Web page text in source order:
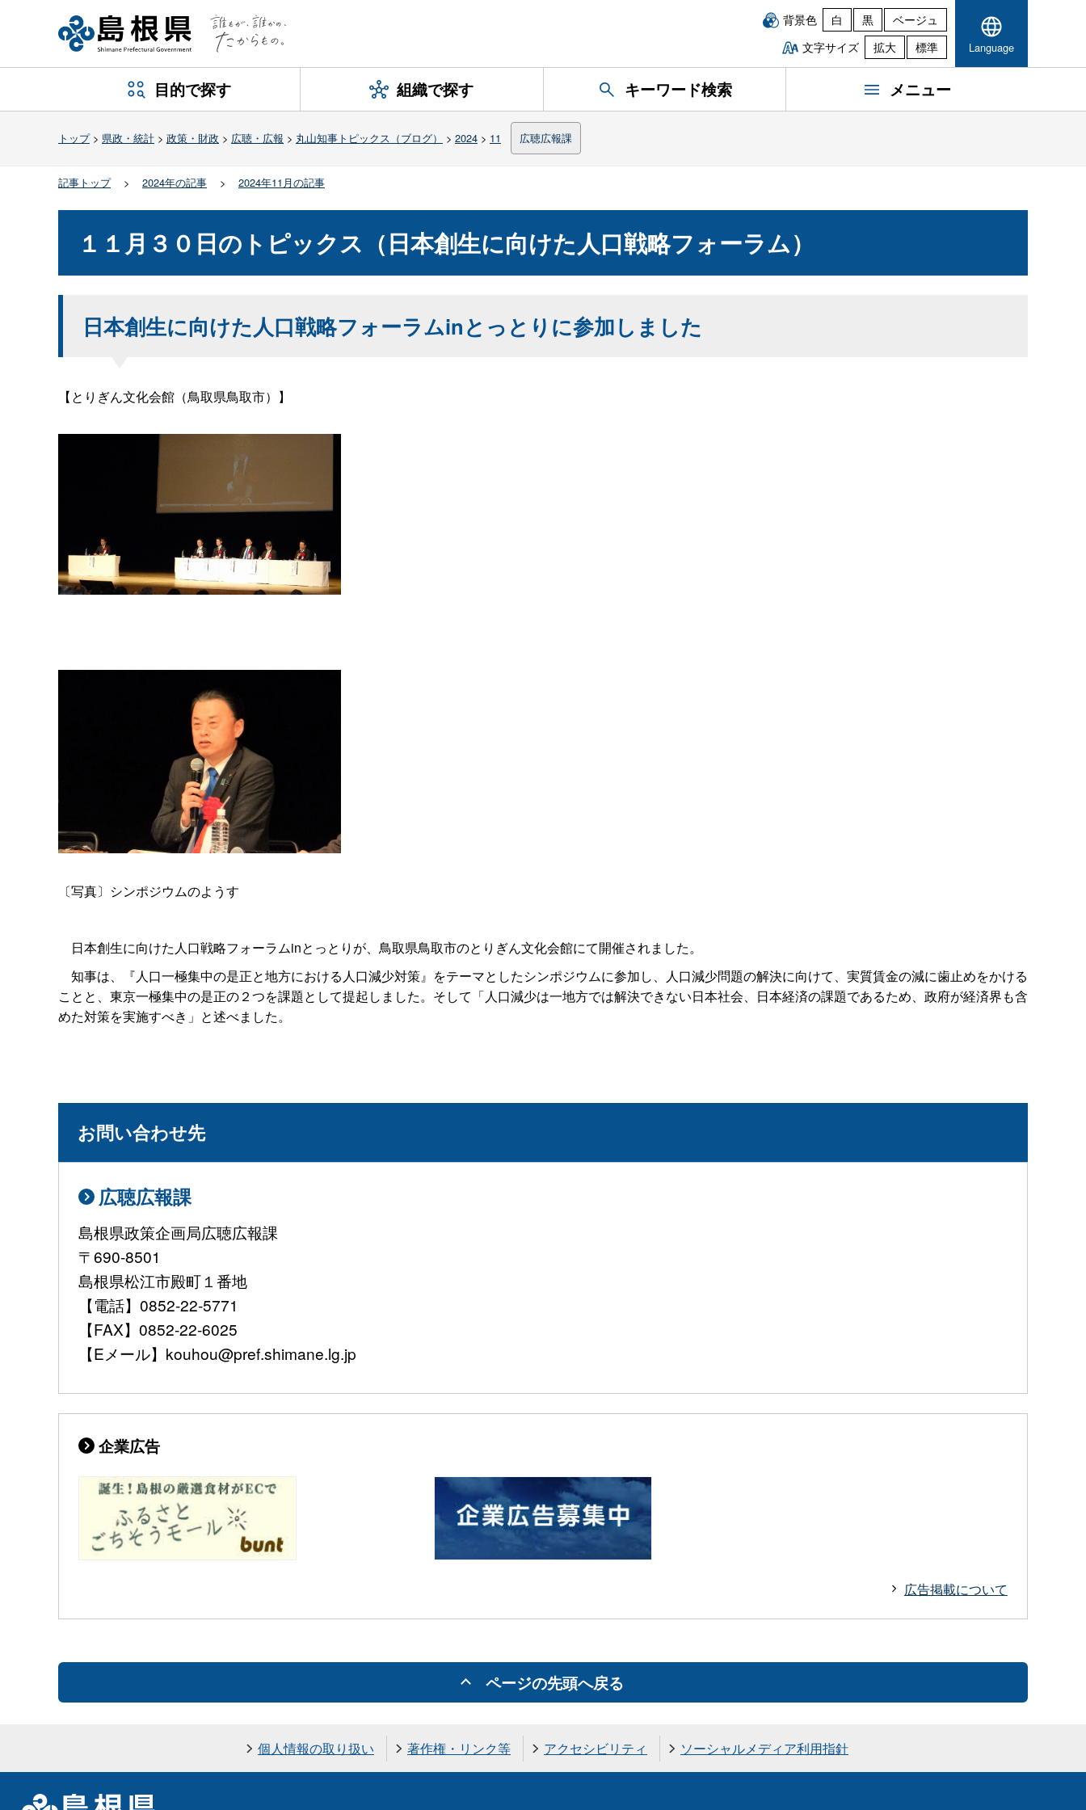
背景色 白 黒
ベージュ
文字サイズ
拡大 標準 Language
目的で探す 組織で探す キーワード検索 メニュー
トップ> 県政・統計 > 政策・財政 > 広聴・広報 > 丸山知事トピックス（ブログ） > 2024 > 11 広聴広報課
記事トップ > 2024年の記事 > 2024年11月の記事
１１月３０日のトピックス（日本創生に向けた人口戦略フォーラム）
日本創生に向けた人口戦略フォーラムinとっとりに参加しました
【とりぎん文化会館（鳥取県鳥取市）】
〔写真〕シンポジウムのようす
日本創生に向けた人口戦略フォーラムinとっとりが、鳥取県鳥取市のとりぎん文化会館にて開催されました。
知事は、『人口一極集中の是正と地方における人口減少対策』をテーマとしたシンポジウムに参加し、人口減少問題の解決に向けて、実質賃金の減に歯止めをかける
ことと、東京一極集中の是正の２つを課題として提起しました。そして「人口減少は一地方では解決できない日本社会、日本経済の課題であるため、政府が経済界も含
めた対策を実施すべき」と述べました。
お問い合わせ先
広聴広報課
島根県政策企画局広聴広報課
〒690-8501
島根県松江市殿町１番地
【電話】0852-22-5771
【FAX】0852-22-6025
【Eメール】kouhou@pref.shimane.lg.jp
企業広告
広告掲載について
ページの先頭へ戻る
個人情報の取り扱い 著作権・リンク等 アクセシビリティ ソーシャルメディア利用指針